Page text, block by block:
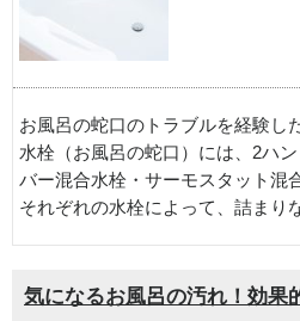
お風呂の蛇口のトラブルを経験し
水栓（お風呂の蛇口）には、2ハ
バー混合水栓・サーモスタット混
それぞれの水栓によって、詰まり
気になるお風呂の汚れ！効果